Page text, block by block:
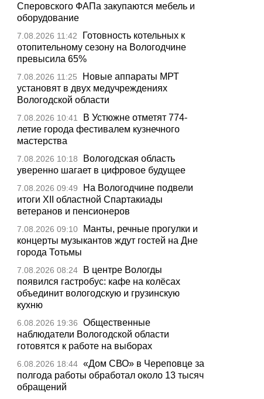
Сперовского ФАПа закупаются мебель и
оборудование
7.08.2026 11:42
Готовность котельных к
отопительному сезону на Вологодчине
превысила 65%
7.08.2026 11:25
Новые аппараты МРТ
установят в двух медучреждениях
Вологодской области
7.08.2026 10:41
В Устюжне отметят 774-
летие города фестивалем кузнечного
мастерства
7.08.2026 10:18
Вологодская область
уверенно шагает в цифровое будущее
7.08.2026 09:49
На Вологодчине подвели
итоги XII областной Спартакиады
ветеранов и пенсионеров
7.08.2026 09:10
Манты, речные прогулки и
концерты музыкантов ждут гостей на Дне
города Тотьмы
7.08.2026 08:24
В центре Вологды
появился гастробус: кафе на колёсах
объединит вологодскую и грузинскую
кухню
6.08.2026 19:36
Общественные
наблюдатели Вологодской области
готовятся к работе на выборах
6.08.2026 18:44 «Дом СВО» в Череповце за
полгода работы обработал около 13 тысяч
обращений